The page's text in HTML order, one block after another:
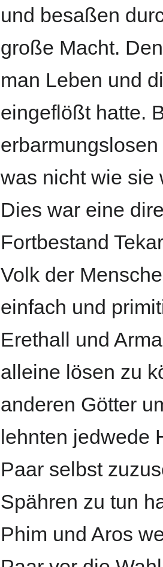
und besaßen
große Macht.
man Leben und
eingeflößt hatte.
was nicht wie sie
Dies war eine
Fortbestand
Volk der
einfach und
Erethall und
alleine lösen zu
anderen Götter
lehnten jedwede
Paar selbst
Spähren zu tun
Phim und Aros